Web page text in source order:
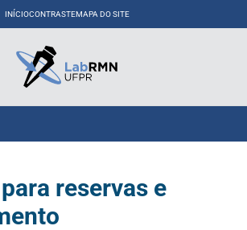
INÍCIOCONTRASTEMAPA DO SITE
reservas e